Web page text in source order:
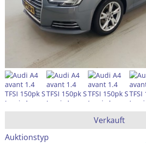
Verkauft
Auktionstyp